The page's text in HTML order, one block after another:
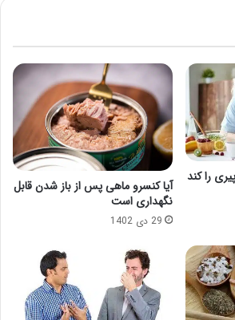
را کند
آیا کنسرو ماهی پس از باز شدن قابل
نگهداری است
29 دی 1402